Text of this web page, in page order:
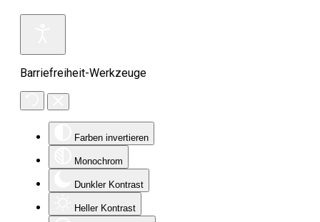
Barriefreiheit-Werkzeuge
Farben invertieren
Monochrom
Dunkler Kontrast
Heller Kontrast